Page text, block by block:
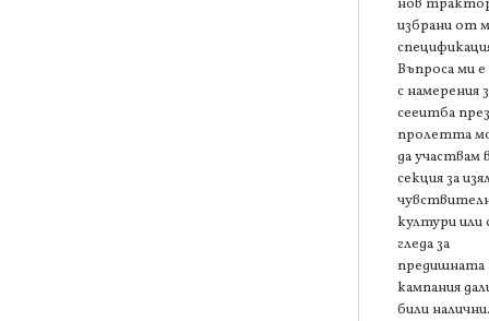
нов
избрани от
Въпроса ми е
с намерения
сееитба през
пролетта
да участвам
секция за
култури или
гледа за
предишната
кампания
били налични.